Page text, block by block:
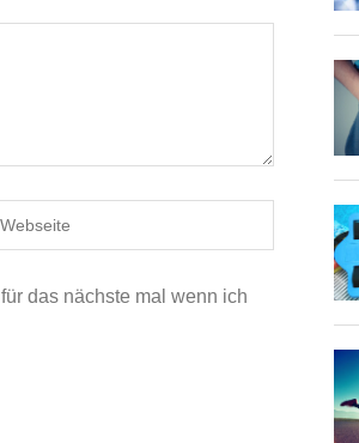
das nächste mal wenn ich